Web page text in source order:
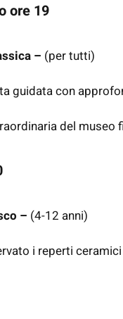
ore 19
– (per tutti)
guidata con
del museo
– (4-12 anni)
i reperti